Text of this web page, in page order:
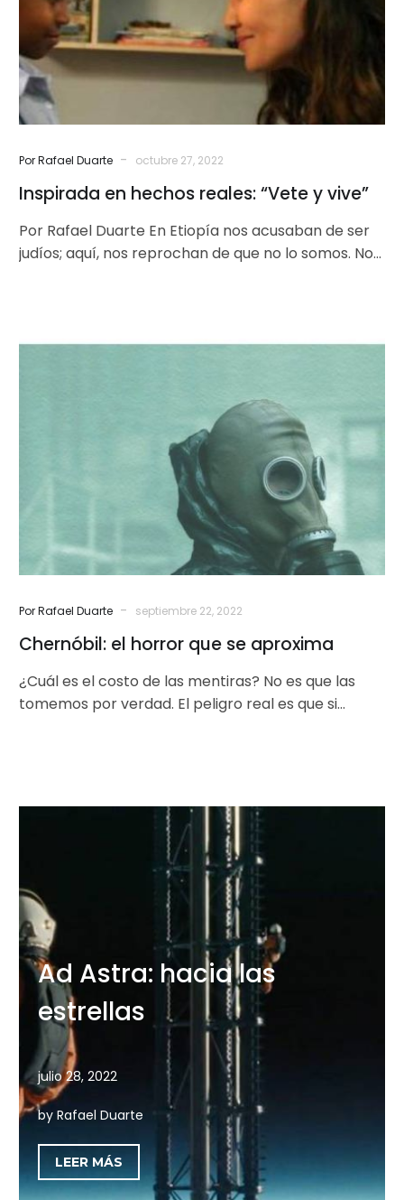
vive”
Por Rafael Duarte - octubre 27, 2022
Inspirada en hechos reales: “Vete y vive”
Por Rafael Duarte En Etiopía nos acusaban de ser
judíos; aquí, nos reprochan de que no lo somos. No
Chernóbil:
que
se
aproxima
Por Rafael Duarte - septiembre 22, 2022
Chernóbil: el horror que se aproxima
¿Cuál es el costo de las mentiras? No es que las
tomemos por verdad. El peligro real es que si…
Ad Astra: hacia las
estrellas
julio 28, 2022
by Rafael Duarte
LEER MÁS